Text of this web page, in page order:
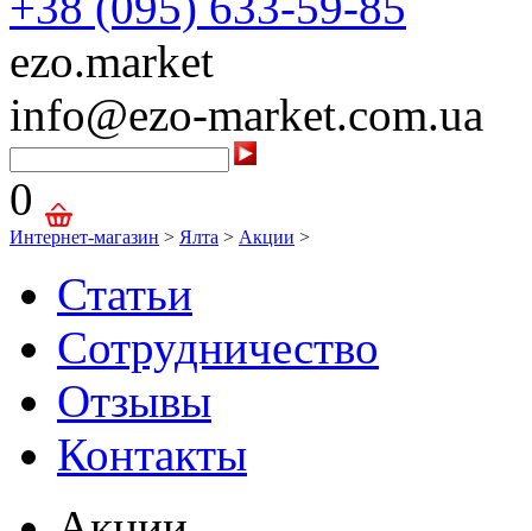
ezo.market
info@ezo-market.com.ua
0
Интернет-магазин > Ялта > Акции >
Статьи
Сотрудничество
Отзывы
Контакты